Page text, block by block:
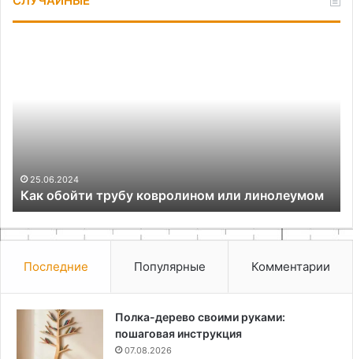
25.06.2024
Как обойти трубу ковролином или линолеумом
Последние Популярные Комментарии
Полка-дерево своими руками:
пошаговая инструкция
07.08.2026